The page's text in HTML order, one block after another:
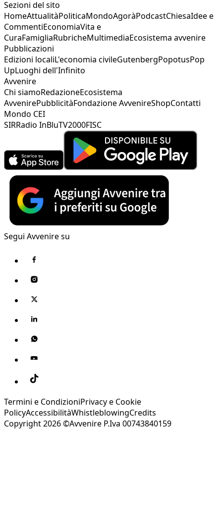
Sezioni del sito
HomeAttualitàPoliticaMondoAgoràPodcastChiesaIdee e
CommentiEconomiaVita e
CuraFamigliaRubricheMultimediaEcosistema avvenire
Pubblicazioni
Edizioni localiL'economia civileGutenbergPopotusPop
UpLuoghi dell'Infinito
Avvenire
Chi siamoRedazioneEcosistema
AvvenirePubblicitàFondazione AvvenireShopContatti
Mondo CEI
SIRRadio InBluTV2000FISC
Segui Avvenire su
Termini e CondizioniPrivacy e Cookie
PolicyAccessibilitàWhistleblowingCredits
Copyright 2026 ©Avvenire P.Iva 00743840159